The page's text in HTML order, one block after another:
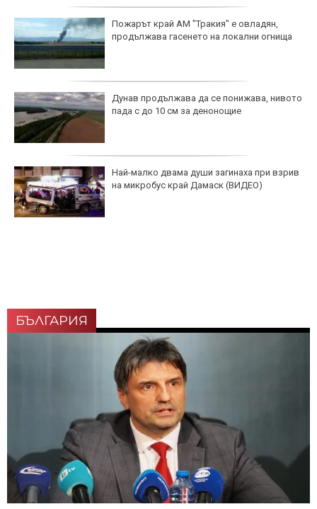
Пожарът край АМ "Тракия" е овладян,
продължава гасенето на локални огнища
Дунав продължава да се понижава, нивото
пада с до 10 см за денонощие
Най-малко двама души загинаха при взрив
на микробус край Дамаск (ВИДЕО)
БЪЛГАРИЯ